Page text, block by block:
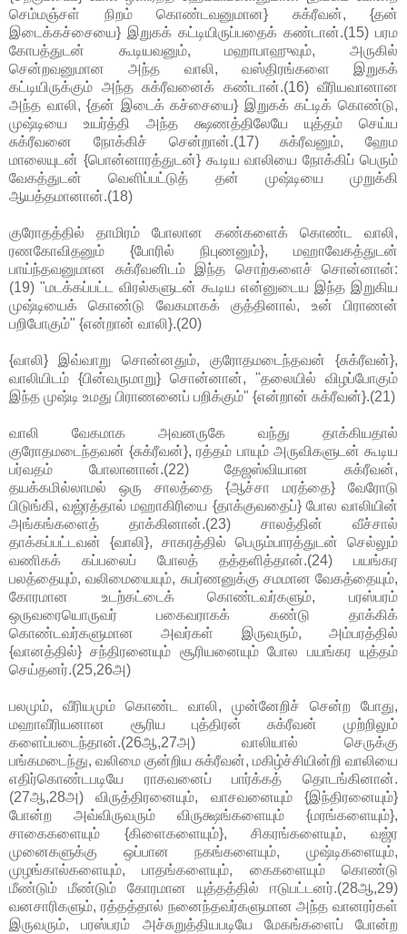
செம்மஞ்சள் நிறம் கொண்டவனுமான} சுக்ரீவன், {தன்
இடைக்கச்சையை} இறுகக் கட்டியிருப்பதைக் கண்டான்.(15) பரம
கோபத்துடன் கூடியவனும், மஹாபாஹுவும், அருகில்
சென்றவனுமான அந்த வாலி, வஸ்திரங்களை இறுகக்
கட்டியிருக்கும் அந்த சுக்ரீவனைக் கண்டான்.(16) வீரியவானான
அந்த வாலி, {தன் இடைக் கச்சையை} இறுகக் கட்டிக் கொண்டு,
முஷ்டியை உயர்த்தி அந்த க்ஷணத்திலேயே யுத்தம் செய்ய
சுக்ரீவனை நோக்கிச் சென்றான்.(17) சுக்ரீவனும், ஹேம
மாலையுடன் {பொன்னாரத்துடன்} கூடிய வாலியை நோக்கிப் பெரும்
வேகத்துடன் வெளிப்பட்டுத் தன் முஷ்டியை முறுக்கி
ஆயத்தமானான்.(18)
குரோதத்தில் தாமிரம் போலான கண்களைக் கொண்ட வாலி,
ரணகோவிதனும் {போரில் நிபுணனும்}, மஹாவேகத்துடன்
பாய்ந்தவனுமான சுக்ரீவனிடம் இந்த சொற்களைச் சொன்னான்:
(19) "மடக்கப்பட்ட விரல்களுடன் கூடிய என்னுடைய இந்த இறுகிய
முஷ்டியைக் கொண்டு வேகமாகக் குத்தினால், உன் பிராணன்
பறிபோகும்" {என்றான் வாலி}.(20)
{வாலி} இவ்வாறு சொன்னதும், குரோதமடைந்தவன் {சுக்ரீவன்},
வாலியிடம் {பின்வருமாறு} சொன்னான், "தலையில் விழப்போகும்
இந்த முஷ்டி உமது பிராணனைப் பறிக்கும்" {என்றான் சுக்ரீவன்}.(21)
வாலி வேகமாக அவனருகே வந்து தாக்கியதால்
குரோதமடைந்தவன் {சுக்ரீவன்}, ரத்தம் பாயும் அருவிகளுடன் கூடிய
பர்வதம் போலானான்.(22) தேஜஸ்வியான சுக்ரீவன்,
தயக்கமில்லாமல் ஒரு சாலத்தை {ஆச்சா மரத்தை} வேரோடு
பிடுங்கி, வஜ்ரத்தால் மஹாகிரியை {தாக்குவதைப்} போல வாலியின்
அங்கங்களைத் தாக்கினான்.(23) சாலத்தின் வீச்சால்
தாக்கப்பட்டவன் {வாலி}, சாகரத்தில் பெரும்பாரத்துடன் செல்லும்
வணிகக் கப்பலைப் போலத் தத்தளித்தான்.(24) பயங்கர
பலத்தையும், வலிமையையும், சுபர்ணனுக்கு சமமான வேகத்தையும்,
கோரமான உடற்கட்டைக் கொண்டவர்களும், பரஸ்பரம்
ஒருவரையொருவர் பகைவராகக் கண்டு தாக்கிக்
கொண்டவர்களுமான அவர்கள் இருவரும், அம்பரத்தில்
{வானத்தில்} சந்திரனையும் சூரியனையும் போல பயங்கர யுத்தம்
செய்தனர்.(25,26அ)
பலமும், வீரியமும் கொண்ட வாலி, முன்னேறிச் சென்ற போது,
மஹாவீரியனான சூரிய புத்திரன் சுக்ரீவன் முற்றிலும்
களைப்படைந்தான்.(26ஆ,27அ) வாலியால் செருக்கு
பங்கமடைந்து, வலிமை குன்றிய சுக்ரீவன், மகிழ்ச்சியின்றி வாலியை
எதிர்கொண்டபடியே ராகவனைப் பார்க்கத் தொடங்கினான்.
(27ஆ,28அ) விருத்திரனையும், வாசவனையும் {இந்திரனையும்}
போன்ற அவ்விருவரும் விருக்ஷங்களையும் {மரங்களையும்},
சாகைகளையும் {கிளைகளையும்}, சிகரங்களையும், வஜ்ர
முனைகளுக்கு ஒப்பான நகங்களையும், முஷ்டிகளையும்,
முழங்கால்களையும், பாதங்களையும், கைகளையும் கொண்டு
மீண்டும் மீண்டும் கோரமான யுத்தத்தில் ஈடுபட்டனர்.(28ஆ,29)
வனசாரிகளும், ரத்தத்தால் நனைந்தவர்களுமான அந்த வானரர்கள்
இருவரும், பரஸ்பரம் அச்சுறுத்தியபடியே மேகங்களைப் போன்ற